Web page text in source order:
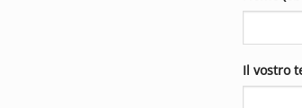
Il vostro